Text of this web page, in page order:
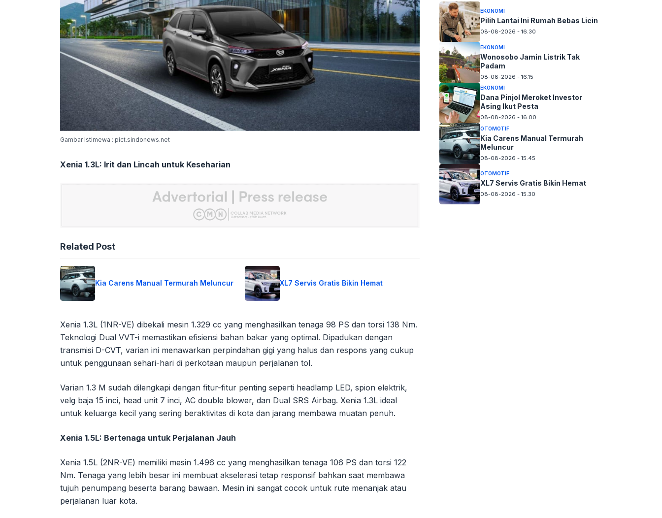
Gambar Istimewa : pict.sindonews.net
Xenia 1.3L: Irit dan Lincah untuk Keseharian
Related Post
Kia Carens Manual Termurah Meluncur XL7 Servis Gratis Bikin Hemat
Xenia 1.3L (1NR-VE) dibekali mesin 1.329 cc yang menghasilkan tenaga 98 PS dan torsi 138 Nm.
Teknologi Dual VVT-i memastikan efisiensi bahan bakar yang optimal. Dipadukan dengan
transmisi D-CVT, varian ini menawarkan perpindahan gigi yang halus dan respons yang cukup
untuk penggunaan sehari-hari di perkotaan maupun perjalanan tol.
Varian 1.3 M sudah dilengkapi dengan fitur-fitur penting seperti headlamp LED, spion elektrik,
velg baja 15 inci, head unit 7 inci, AC double blower, dan Dual SRS Airbag. Xenia 1.3L ideal
untuk keluarga kecil yang sering beraktivitas di kota dan jarang membawa muatan penuh.
Xenia 1.5L: Bertenaga untuk Perjalanan Jauh
Xenia 1.5L (2NR-VE) memiliki mesin 1.496 cc yang menghasilkan tenaga 106 PS dan torsi 122
Nm. Tenaga yang lebih besar ini membuat akselerasi tetap responsif bahkan saat membawa
tujuh penumpang beserta barang bawaan. Mesin ini sangat cocok untuk rute menanjak atau
perjalanan luar kota.
EKONOMI
Pilih Lantai Ini Rumah Bebas Licin
08-08-2026 - 16.30
EKONOMI
Wonosobo Jamin Listrik Tak
Padam
08-08-2026 - 16.15
EKONOMI
Dana Pinjol Meroket Investor
Asing Ikut Pesta
08-08-2026 - 16.00
OTOMOTIF
Kia Carens Manual Termurah
Meluncur
08-08-2026 - 15.45
OTOMOTIF
XL7 Servis Gratis Bikin Hemat
08-08-2026 - 15.30